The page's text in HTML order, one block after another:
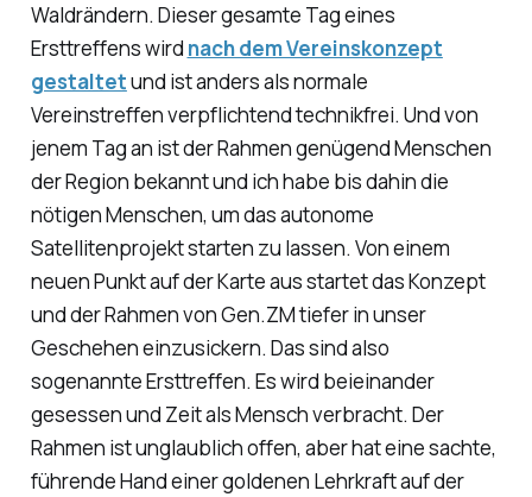
Waldrändern. Dieser gesamte Tag eines
Ersttreffens wird nach dem Vereinskonzept
gestaltetund ist anders als normale
Vereinstreffen verpflichtend technikfrei. Und von
jenem Tag an ist der Rahmen genügend Menschen
der Region bekannt und ich habe bis dahin die
nötigen Menschen, um das autonome
Satellitenprojekt starten zu lassen. Von einem
neuen Punkt auf der Karte aus startet das Konzept
und der Rahmen von Gen.ZM tiefer in unser
Geschehen einzusickern. Das sind also
sogenannte Ersttreffen. Es wird beieinander
gesessen und Zeit als Mensch verbracht. Der
Rahmen ist unglaublich offen, aber hat eine sachte,
führende Hand einer goldenen Lehrkraft auf der